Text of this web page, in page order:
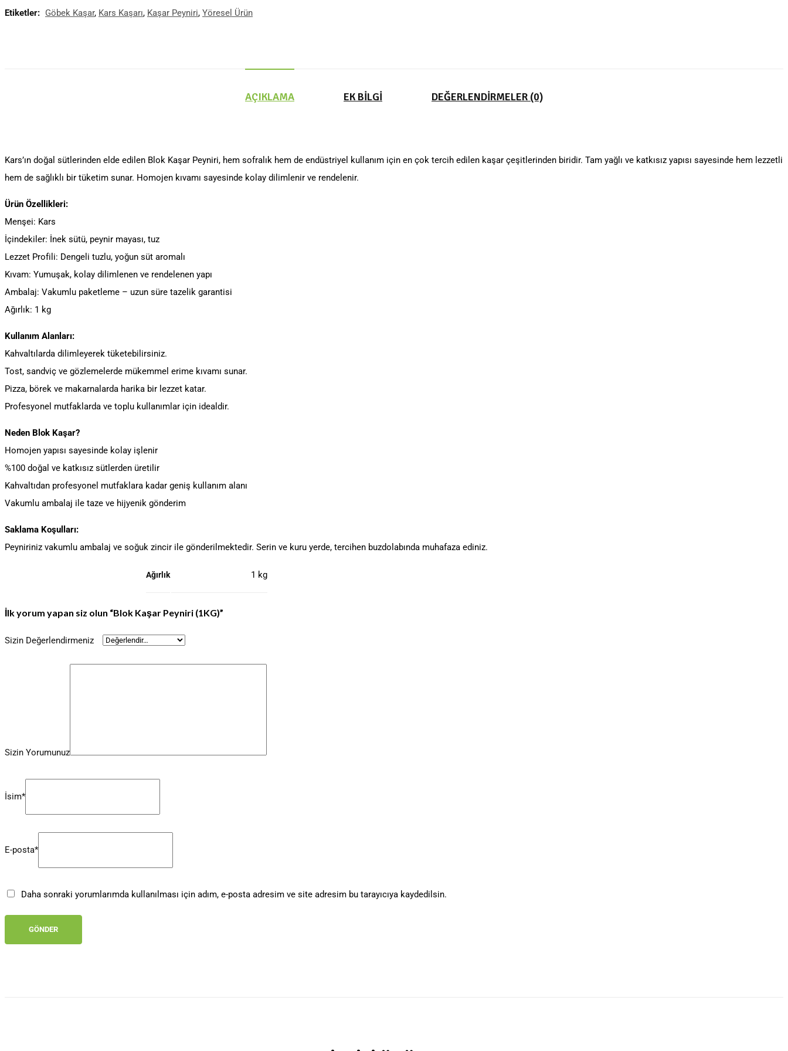
Etiketler: Göbek Kaşar, Kars Kaşarı, Kaşar Peyniri, Yöresel Ürün
AÇIKLAMA EK BILGI DEĞERLENDIRMELER (0)
Kars’ın doğal sütlerinden elde edilen Blok Kaşar Peyniri, hem sofralık hem de endüstriyel kullanım için en çok tercih edilen kaşar çeşitlerinden biridir. Tam yağlı ve katkısız yapısı sayesinde hem lezzetli
hem de sağlıklı bir tüketim sunar. Homojen kıvamı sayesinde kolay dilimlenir ve rendelenir.
Ürün Özellikleri:
Menşei: Kars
İçindekiler: İnek sütü, peynir mayası, tuz
Lezzet Profili: Dengeli tuzlu, yoğun süt aromalı
Kıvam: Yumuşak, kolay dilimlenen ve rendelenen yapı
Ambalaj: Vakumlu paketleme – uzun süre tazelik garantisi
Ağırlık: 1 kg
Kullanım Alanları:
Kahvaltılarda dilimleyerek tüketebilirsiniz.
Tost, sandviç ve gözlemelerde mükemmel erime kıvamı sunar.
Pizza, börek ve makarnalarda harika bir lezzet katar.
Profesyonel mutfaklarda ve toplu kullanımlar için idealdir.
Neden Blok Kaşar?
Homojen yapısı sayesinde kolay işlenir
%100 doğal ve katkısız sütlerden üretilir
Kahvaltıdan profesyonel mutfaklara kadar geniş kullanım alanı
Vakumlu ambalaj ile taze ve hijyenik gönderim
Saklama Koşulları:
Peyniriniz vakumlu ambalaj ve soğuk zincir ile gönderilmektedir. Serin ve kuru yerde, tercihen buzdolabında muhafaza ediniz.
Ağırlık 1 kg
İlk yorum yapan siz olun “Blok Kaşar Peyniri (1KG)”
Sizin Değerlendirmeniz
Sizin Yorumunuz
İsim*
E-posta*
Daha sonraki yorumlarımda kullanılması için adım, e-posta adresim ve site adresim bu tarayıcıya kaydedilsin.